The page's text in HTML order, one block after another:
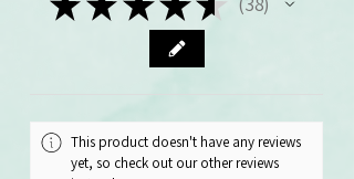
balíčku 40 ks.
38
This product doesn't have any reviews
yet, so check out our other reviews